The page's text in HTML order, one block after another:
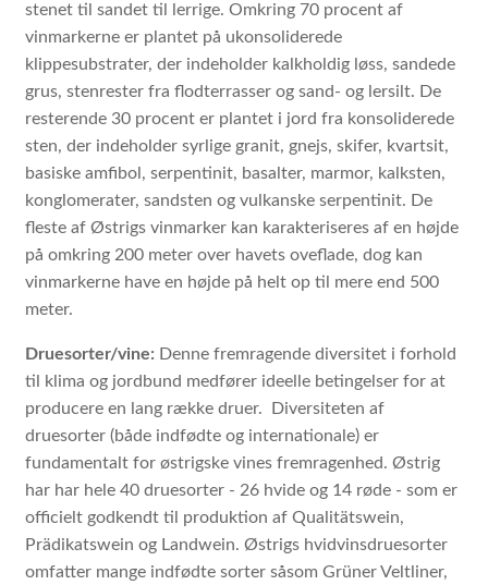
stenet til sandet til lerrige. Omkring 70 procent af
vinmarkerne er plantet på ukonsoliderede
klippesubstrater, der indeholder kalkholdig løss, sandede
grus, stenrester fra flodterrasser og sand- og lersilt. De
resterende 30 procent er plantet i jord fra konsoliderede
sten, der indeholder syrlige granit, gnejs, skifer, kvartsit,
basiske amfibol, serpentinit, basalter, marmor, kalksten,
konglomerater, sandsten og vulkanske serpentinit. De
fleste af Østrigs vinmarker kan karakteriseres af en højde
på omkring 200 meter over havets oveflade, dog kan
vinmarkerne have en højde på helt op til mere end 500
meter.
Druesorter/vine: Denne fremragende diversitet i forhold
til klima og jordbund medfører ideelle betingelser for at
producere en lang række druer.
Diversiteten af
druesorter (både indfødte og internationale) er
fundamentalt for østrigske vines fremragenhed. Østrig
har har hele 40 druesorter - 26 hvide og 14 røde - som er
officielt godkendt til produktion af Qualitätswein,
Prädikatswein og Landwein. Østrigs hvidvinsdruesorter
omfatter mange indfødte sorter såsom Grüner Veltliner,